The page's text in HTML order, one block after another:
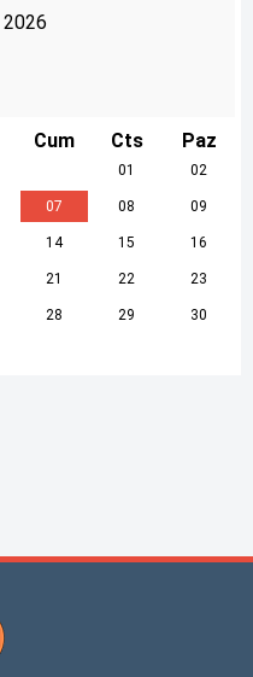
2026
Cum Cts Paz
01 02
07 08 09
14 15 16
21 22 23
28 29 30